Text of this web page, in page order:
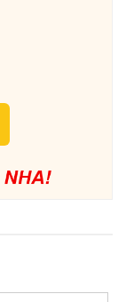
pin lithium
hết pin chỉ cần
phẩm không